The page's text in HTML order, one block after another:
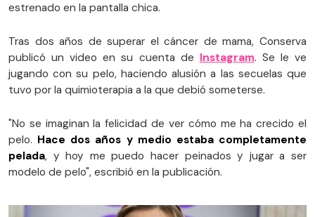
estrenado en la pantalla chica.
Tras dos años de superar el cáncer de mama, Conserva
publicó un video en su cuenta de Instagram. Se le ve
jugando con su pelo, haciendo alusión a las secuelas que
tuvo por la quimioterapia a la que debió someterse.
"No se imaginan la felicidad de ver cómo me ha crecido el
pelo. Hace dos años y medio estaba completamente
pelada, y hoy me puedo hacer peinados y jugar a ser
modelo de pelo", escribió en la publicación.